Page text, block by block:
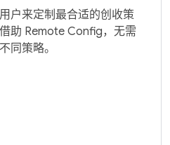
户来定制最合适的创收策
助 Remote Config，无需